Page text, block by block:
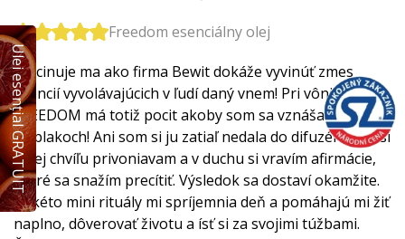
Freedom esenciálny olej
Fascinuje ma ako firma Bewit dokáže vyvinúť zmes
esencií vyvolávajúcich v ľudí daný vnem! Pri vôni
FREEDOM má totiž pocit akoby som sa vznášala
v oblakoch! Ani som si ju zatiaľ nedala do difuzéru, len si
k nej chvíľu privoniavam a v duchu si vravím afirmácie,
ktoré sa snažím precítiť. Výsledok sa dostaví okamžite.
Takéto mini rituály mi spríjemnia deň a pomáhajú mi žiť
naplno, dôverovať životu a ísť si za svojimi túžbami.
Ulei esențial GRATUIT